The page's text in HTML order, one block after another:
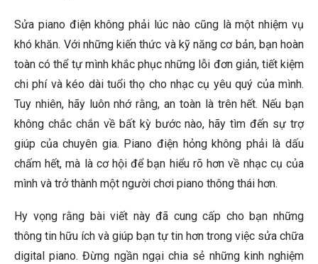
Sửa piano điệnkhông phải lúc nào cũng là một nhiệm vụ
khó khăn. Với những kiến thức và kỹ năng cơ bản, bạn hoàn
toàn có thể tự mình khắc phục những lỗi đơn giản, tiết kiệm
chi phí và kéo dài tuổi thọ cho nhạc cụ yêu quý của mình.
Tuy nhiên, hãy luôn nhớ rằng, an toàn là trên hết. Nếu bạn
không chắc chắn về bất kỳ bước nào, hãy tìm đến sự trợ
giúp của chuyên gia. Piano điện hỏngkhông phải là dấu
chấm hết, mà là cơ hội để bạn hiểu rõ hơn về nhạc cụ của
mình và trở thành một người chơi piano thông thái hơn.
Hy vọng rằng bài viết này đã cung cấp cho bạn những
thông tin hữu ích và giúp bạn tự tin hơn trong việc sửa chữa
digital piano. Đừng ngần ngại chia sẻ những kinh nghiệm